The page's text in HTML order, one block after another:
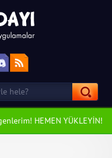
HEMEN YÜKLEYİN!